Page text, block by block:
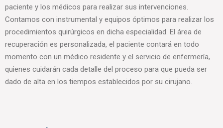
paciente y los médicos para realizar sus intervenciones.
Contamos con instrumental y equipos óptimos para realizar los
procedimientos quirúrgicos en dicha especialidad. El área de
recuperación es personalizada, el paciente contará en todo
momento con un médico residente y el servicio de enfermería,
quienes cuidarán cada detalle del proceso para que pueda ser
dado de alta en los tiempos establecidos por su cirujano.